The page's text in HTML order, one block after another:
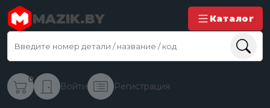
MAZIK.BY Каталог
0
Войти Регистрация